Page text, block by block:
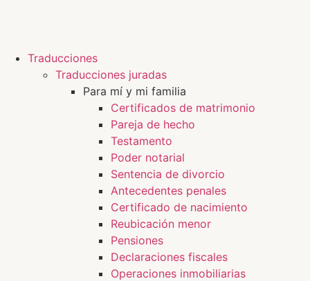
Traducciones
Traducciones juradas
Para mí y mi familia
Certificados de matrimonio
Pareja de hecho
Testamento
Poder notarial
Sentencia de divorcio
Antecedentes penales
Certificado de nacimiento
Reubicación menor
Pensiones
Declaraciones fiscales
Operaciones inmobiliarias